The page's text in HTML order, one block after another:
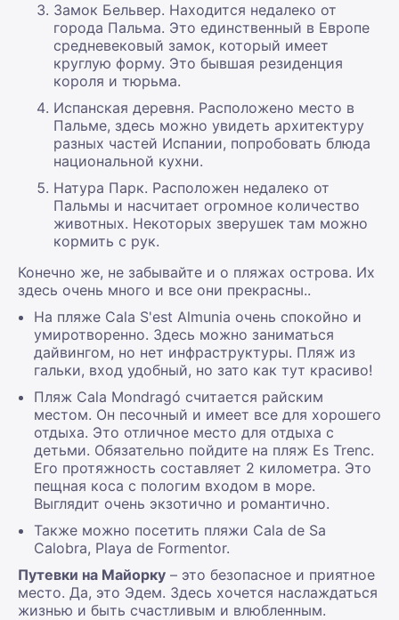
Замок Бельвер. Находится недалеко от
города Пальма. Это единственный в Европе
средневековый замок, который имеет
круглую форму. Это бывшая резиденция
короля и тюрьма.
Испанская деревня. Расположено место в
Пальме, здесь можно увидеть архитектуру
разных частей Испании, попробовать блюда
национальной кухни.
Натура Парк. Расположен недалеко от
Пальмы и насчитает огромное количество
животных. Некоторых зверушек там можно
кормить с рук.
Конечно же, не забывайте и о пляжах острова. Их
здесь очень много и все они прекрасны..
На пляже Cala S'est Almunia очень спокойно и
умиротворенно. Здесь можно заниматься
дайвингом, но нет инфраструктуры. Пляж из
гальки, вход удобный, но зато как тут красиво!
Пляж Cala Mondragó считается райским
местом. Он песочный и имеет все для хорошего
отдыха. Это отличное место для отдыха с
детьми. Обязательно пойдите на пляж Es Trenc.
Его протяжность составляет 2 километра. Это
пещная коса с пологим входом в море.
Выглядит очень экзотично и романтично.
Также можно посетить пляжи Cala de Sa
Calobra, Playa de Formentor.
Путевки на Майорку – это безопасное и приятное
место. Да, это Эдем. Здесь хочется наслаждаться
жизнью и быть счастливым и влюбленным.